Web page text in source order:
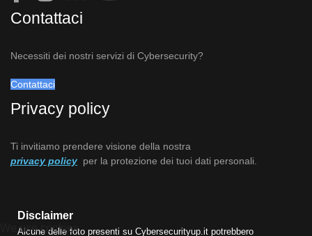
Contattaci
Necessiti dei nostri servizi di Cybersecurity?
Contattaci
Privacy policy
Ti invitiamo prendere visione della nostra
privacy policy per la protezione dei tuoi dati personali.
Disclaimer
Alcune delle foto presenti su Cybersecurityup.it potrebbero
We use cookies